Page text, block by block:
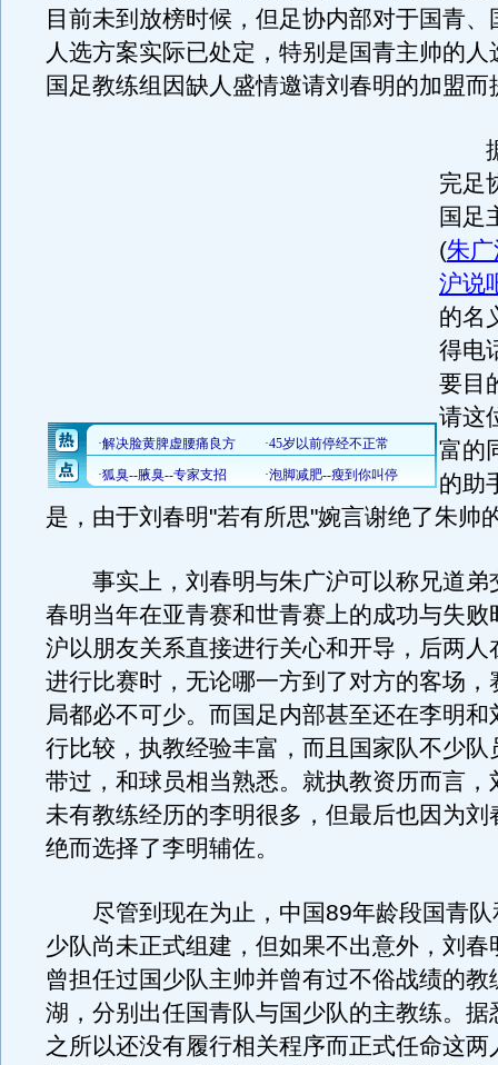
目前未到放榜时候，但足协内部对于国青、
人选方案实际已处定，特别是国青主帅的人
国足教练组因缺人盛情邀请刘春明的加盟而
据
完足
国足
(朱
沪说
的名
得电
要目
请这
富的
的助
是，由于刘春明"若有所思"婉言谢绝了朱帅
事实上，刘春明与朱广沪可以称兄道弟
春明当年在亚青赛和世青赛上的成功与失败
沪以朋友关系直接进行关心和开导，后两人
进行比赛时，无论哪一方到了对方的客场，
局都必不可少。而国足内部甚至还在李明和
行比较，执教经验丰富，而且国家队不少队
带过，和球员相当熟悉。就执教资历而言，
未有教练经历的李明很多，但最后也因为刘
绝而选择了李明辅佐。
尽管到现在为止，中国89年龄段国青队
少队尚未正式组建，但如果不出意外，刘春
曾担任过国少队主帅并曾有过不俗战绩的教
湖，分别出任国青队与国少队的主教练。据
之所以还没有履行相关程序而正式任命这两